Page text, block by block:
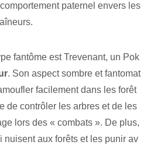
paternel​ envers les
fantôme est Trevenant, un Pok
. Son aspect sombre et fantomat
facilement dans les forêt
de contrôler les arbres et de les
lors des « combats ». De plus,
nuisent aux forêts et les punir av